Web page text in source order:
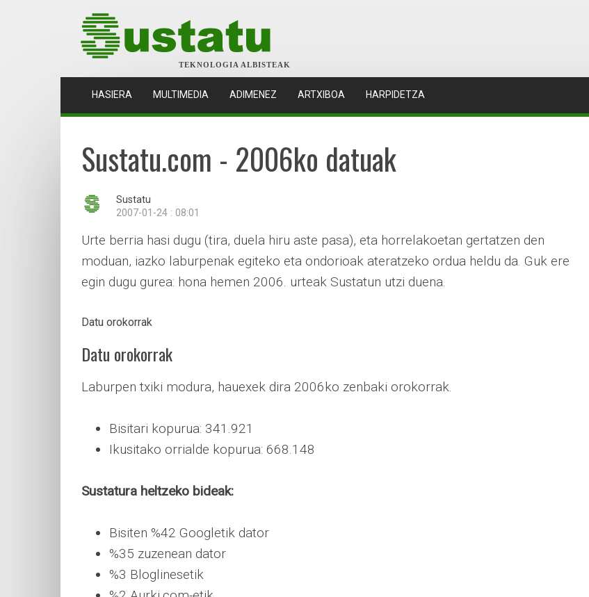
TEKNOLOGIA ALBISTEAK
HASIERA (CURRENT)
MULTIMEDIA ADIMENEZ ARTXIBOA HARPIDETZA
Sustatu.com - 2006ko datuak
Sustatu
2007-01-24 : 08:01
Urte berria hasi dugu (tira, duela hiru aste pasa), eta horrelakoetan gertatzen den
moduan, iazko laburpenak egiteko eta ondorioak ateratzeko ordua heldu da. Guk ere
egin dugu gurea: hona hemen 2006. urteak Sustatun utzi duena.
Datu orokorrak
Datu orokorrak
Laburpen txiki modura, hauexek dira 2006ko zenbaki orokorrak.
Bisitari kopurua: 341.921
Ikusitako orrialde kopurua: 668.148
Sustatura heltzeko bideak:
Bisiten %42 Googletik dator
%35 zuzenean dator
%3 Bloglinesetik